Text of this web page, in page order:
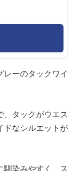
ーのタックワイ
、タックがウエス
ドなシルエットが
馴染みやすく、ス